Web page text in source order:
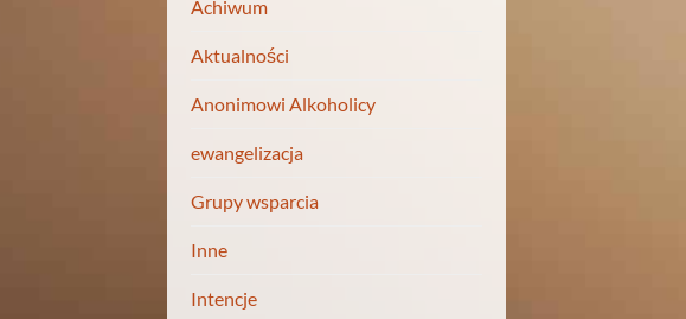
Achiwum
Aktualności
Anonimowi Alkoholicy
ewangelizacja
Grupy wsparcia
Inne
Intencje